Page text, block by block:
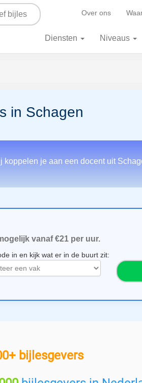
bijles Over ons
Diensten Niveaus
in Schagen
koppelen je aan een docent uit
vanaf €21 per uur.
in en kijk wat er in de buurt zit:
bijlesgevers